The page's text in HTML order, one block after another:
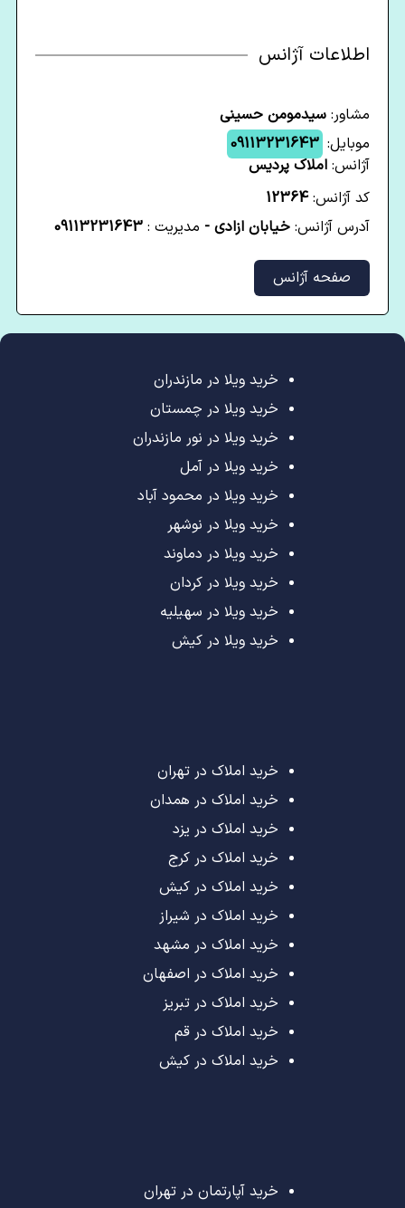
اطلاعات آژانس
مشاور: سیدمومن حسینی
موبایل: 09113231643
آژانس: املاک پردیس
کد آژانس: 12364
آدرس آژانس: خیابان ازادی - مدیریت : 09113231643
صفحه آژانس
خرید ویلا در مازندران
خرید ویلا در چمستان
خرید ویلا در نور مازندران
خرید ویلا در آمل
خرید ویلا در محمود آباد
خرید ویلا در نوشهر
خرید ویلا در دماوند
خرید ویلا در کردان
خرید ویلا در سهیلیه
خرید ویلا در کیش
خرید املاک در تهران
خرید املاک در همدان
خرید املاک در یزد
خرید املاک در کرج
خرید املاک در کیش
خرید املاک در شیراز
خرید املاک در مشهد
خرید املاک در اصفهان
خرید املاک در تبریز
خرید املاک در قم
خرید املاک در کیش
خرید آپارتمان در تهران